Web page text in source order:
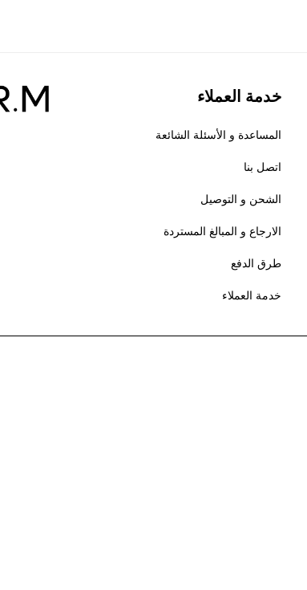
خدمة العملاء
المساعدة و الأسئلة الشائعة
اتصل بنا
الشحن و التوصيل
الارجاع و المبالغ المستردة
طرق الدفع
خدمة العملاء